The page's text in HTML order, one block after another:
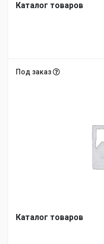
Каталог товаров
Под заказ
Каталог товаров